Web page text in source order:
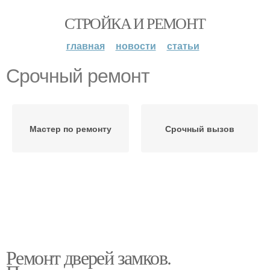
СТРОЙКА И РЕМОНТ
главная новости статьи
Срочный ремонт
Мастер по ремонту Срочный вызов
Ремонт дверей замков.